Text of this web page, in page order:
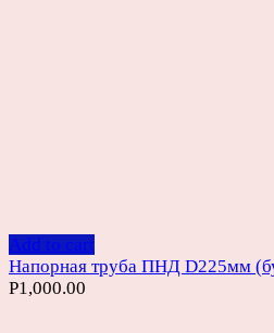
Add to cart
Напорная труба ПНД D225мм
Р1,000.00